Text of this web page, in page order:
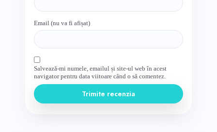
Email (nu va fi afișat)
Salvează-mi numele, emailul și site-ul web în acest
navigator pentru data viitoare când o să comentez.
Trimite recenzia